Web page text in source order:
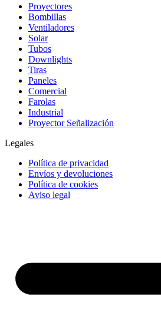
Proyectores
Bombillas
Ventiladores
Solar
Tubos
Downlights
Tiras
Paneles
Comercial
Farolas
Industrial
Proyector Señalización
Legales
Política de privacidad
Envíos y devoluciones
Política de cookies
Aviso legal